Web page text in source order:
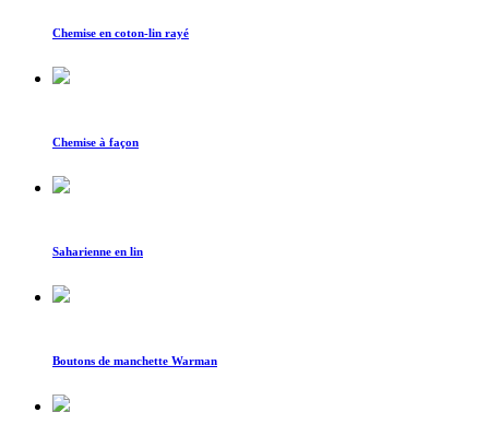
Chemise en coton-lin rayé
Chemise à façon
Saharienne en lin
Boutons de manchette Warman